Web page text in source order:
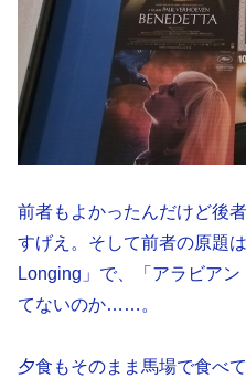
前者もよかったんだけど後
すげえ。そして前者の原題
Longing」で、「アラビア
てないのか……。
夕食もそのまま馬場で食べ